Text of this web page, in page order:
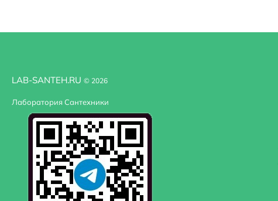
LAB-SANTEH.RU © 2026
Лаборатория Сантехники